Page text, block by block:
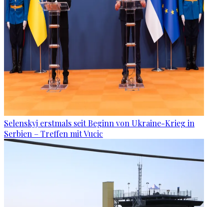
Selenskyj erstmals seit Beginn von Ukraine-Krieg in
Serbien – Treffen mit Vucic